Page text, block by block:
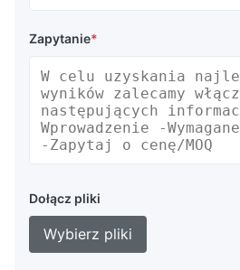
Zapytanie*
Dołącz pliki
Wybierz pliki